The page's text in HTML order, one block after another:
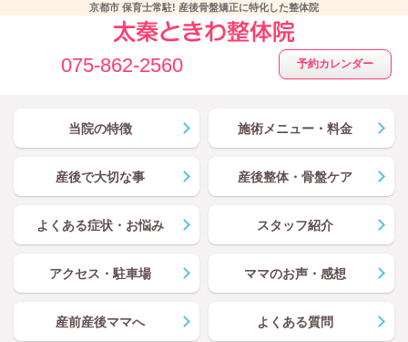
京都市 保育士常駐! 産後骨盤矯正に特化した整体院
075-862-2560 予約カレンダー
当院の特徴 施術メニュー・料金
産後で大切な事 産後整体・骨盤ケア
よくある症状・お悩み スタッフ紹介
アクセス・駐車場 ママのお声・感想
産前産後ママへ よくある質問